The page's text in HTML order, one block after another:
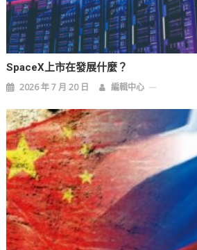
SpaceX上市在發展什麼？
2026 年 7 月 20 日 編輯中心